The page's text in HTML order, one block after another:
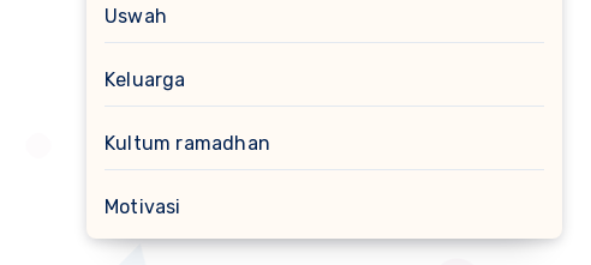
Uswah
Keluarga
Kultum ramadhan
Motivasi